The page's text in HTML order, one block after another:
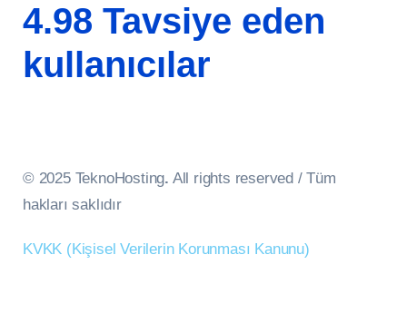
4.98 Tavsiye eden
kullanıcılar
© 2025 TeknoHosting. All rights reserved / Tüm
hakları saklıdır
KVKK (Kişisel Verilerin Korunması Kanunu)